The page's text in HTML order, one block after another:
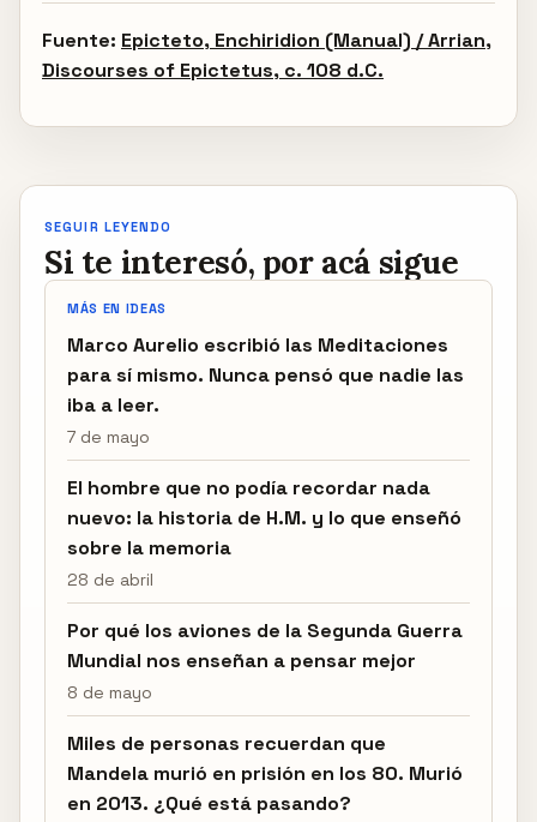
Fuente: Epicteto, Enchiridion (Manual) / Arrian,
Discourses of Epictetus, c. 108 d.C.
SEGUIR LEYENDO
Si te interesó, por acá sigue
MÁS EN IDEAS
Marco Aurelio escribió las Meditaciones
para sí mismo. Nunca pensó que nadie las
iba a leer.
7 de mayo
El hombre que no podía recordar nada
nuevo: la historia de H.M. y lo que enseñó
sobre la memoria
28 de abril
Por qué los aviones de la Segunda Guerra
Mundial nos enseñan a pensar mejor
8 de mayo
Miles de personas recuerdan que
Mandela murió en prisión en los 80. Murió
en 2013. ¿Qué está pasando?